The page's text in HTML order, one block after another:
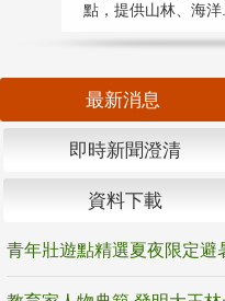
點，提供山林、海洋...
最新消息
即時新聞澄清
資料下載